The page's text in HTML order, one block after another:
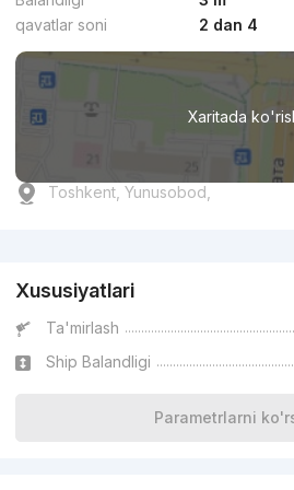
qavatlar soni
2 dan 4
Xaritada
Toshkent, Yunusobod,
Xususiyatlari
Ta'mirlash
Ship Balandligi
Parametrlarni